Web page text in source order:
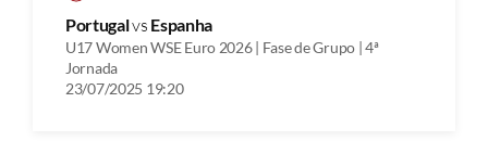
Portugalvs Espanha
U17 Women WSE Euro 2026 | Fase de Grupo | 4ª
Jornada
23/07/2025 19:20